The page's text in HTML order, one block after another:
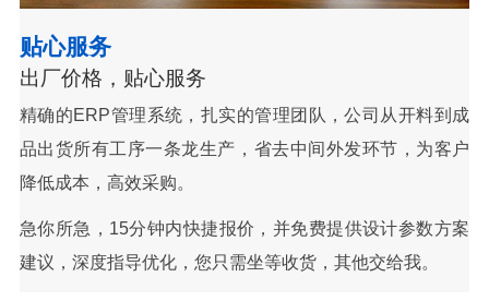
贴心服务
出厂价格，贴心服务
精确的ERP管理系统，扎实的管理团队，公司从开料到成
品出货所有工序一条龙生产，省去中间外发环节，为客户
降低成本，高效采购。
急你所急，15分钟内快捷报价，并免费提供设计参数方案
建议，深度指导优化，您只需坐等收货，其他交给我。